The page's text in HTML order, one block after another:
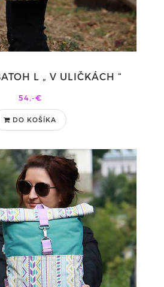
L „ V ULIČKÁCH “
54,-€
DO KOŠÍKA